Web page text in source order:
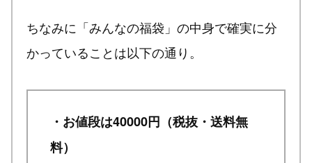
ちなみに「みんなの福袋」の中身で確実に分
かっていることは以下の通り。
・お値段は40000円（税抜・送料無
料）